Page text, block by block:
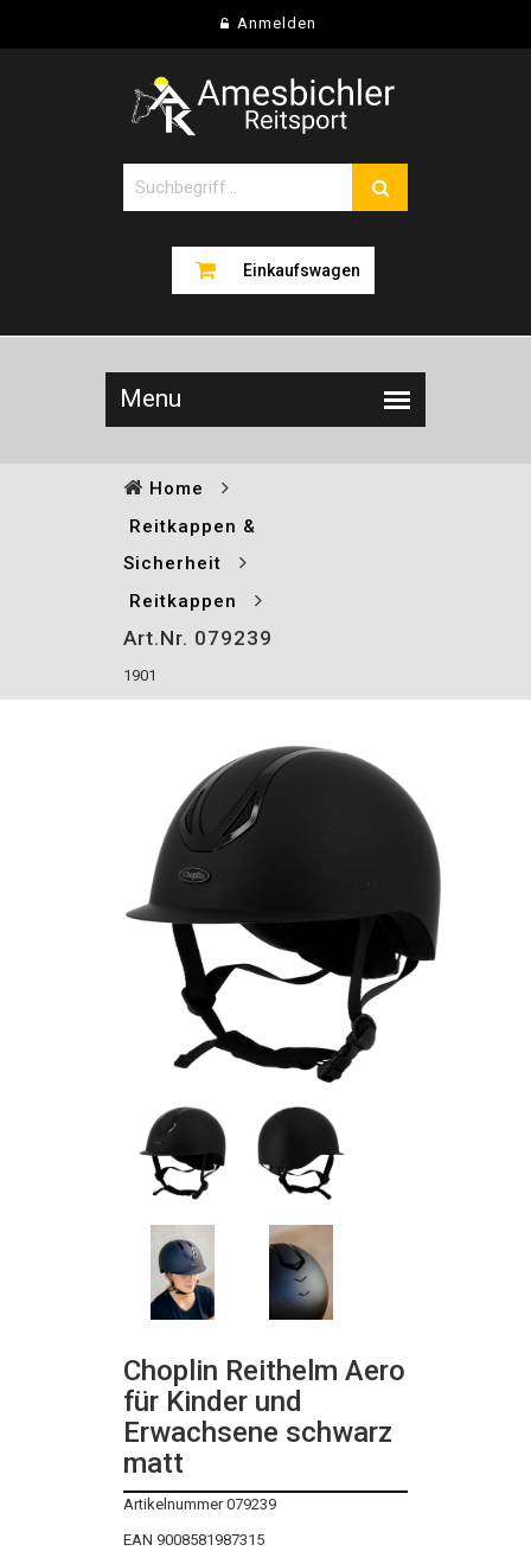
Anmelden
Einkaufswagen
Home
Reitkappen &
Sicherheit
Reitkappen
Art.Nr. 079239
1901
Choplin Reithelm Aero
für Kinder und
Erwachsene schwarz
matt
Artikelnummer 079239
EAN 9008581987315